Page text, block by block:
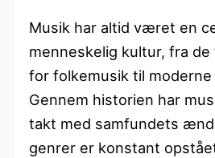
Musik har altid været en
menneskelig kultur, fra
for folkemusik til
Gennem historien har
takt med samfundets
genrer er konstant